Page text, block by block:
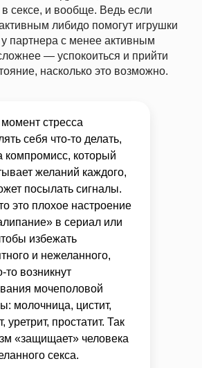
в сексе, и вообще. Ведь если
либидо помогут игрушки
партнера с менее активным
— успокоиться и прийти
насколько это возможно.
стресса
себя что-то делать,
компромисс, который
желаний каждого,
посылать сигналы.
это плохое настроение
в сериал или
избежать
и нежеланного,
то возникнут
мочеполовой
молочница, цистит,
уретрит, простатит. Так
«защищает» человека
секса.